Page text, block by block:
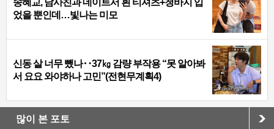
송혜교, 남사친과 데이트서 흰 티셔츠+청바지 입
었을 뿐인데…빛나는 미모
신동 살 너무 뺐나‥37㎏ 감량 부작용 “못 알아봐
서 요요 와야하나 고민”(전현무계획4)
많이 본 포토